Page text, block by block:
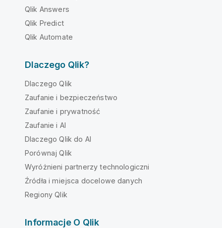
Qlik Answers
Qlik Predict
Qlik Automate
Dlaczego Qlik?
Dlaczego Qlik
Zaufanie i bezpieczeństwo
Zaufanie i prywatność
Zaufanie i AI
Dlaczego Qlik do AI
Porównaj Qlik
Wyróżnieni partnerzy technologiczni
Źródła i miejsca docelowe danych
Regiony Qlik
Informacje O Qlik